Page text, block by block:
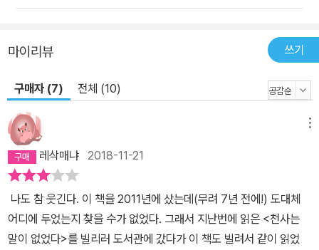
마이리뷰 쓰기
구매자 (7) 전체 (10)
레삭매냐 2018-11-21
나도 참 웃긴다. 이 책을 2011년에 샀는데(무려 7년 전에!) 도대체
어디에 두었는지 찾을 수가 없었다. 그래서 지난번에 읽은 <천사는
말이 없었다>를 빌리러 도서관에 갔다가 이 책도 빌려서 같이 읽었